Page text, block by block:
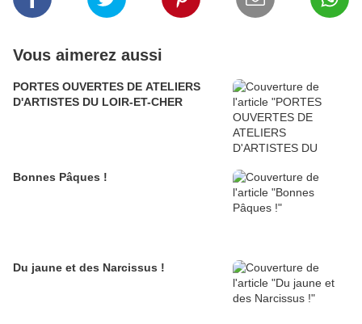
Vous aimerez aussi
PORTES OUVERTES DE ATELIERS
D'ARTISTES DU LOIR-ET-CHER
Bonnes Pâques !
Du jaune et des Narcissus !